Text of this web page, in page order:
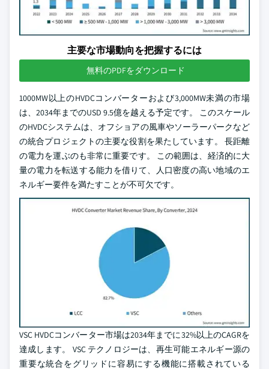
主要な市場動向を把握するには
無料のPDFをダウンロード
1000MW以上のHVDCコンバーターおよび3,000MW未満の市場
は、2034年までのUSD 9.5億を越える予定です。 このスケール
のHVDCシステムは、オフショアの風車やソーラーパークなど
の統合プロジェクトの主要な役割を果たしています。 長距離
の電力を運ぶのも非常に重要です。 この範囲は、経済的に大
量の電力を転送する能力を借りて、人口密度の高い地域のエ
ネルギー要件を満たすことが不可欠です。
VSC HVDCコンバーター市場は2034年までに32%以上のCAGRを
達成します。 VSC テクノロジーは、再生可能エネルギー源の
重要な統合をグリッドに容易にする機能に搭載されている